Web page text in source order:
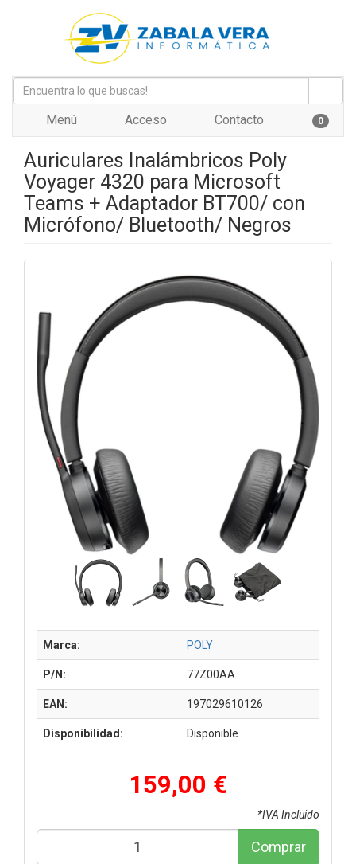
Menú Acceso Contacto 0
Auriculares Inalámbricos Poly
Voyager 4320 para Microsoft
Teams + Adaptador BT700/ con
Micrófono/ Bluetooth/ Negros
Marca: POLY
P/N: 77Z00AA
EAN: 197029610126
Disponibilidad: Disponible
159,00 €
*IVA Incluido
Comprar